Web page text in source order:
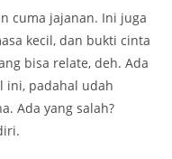
cuma jajanan. Ini juga
kecil, dan bukti cinta
bisa relate, deh. Ada
ini, padahal udah
Ada yang salah?